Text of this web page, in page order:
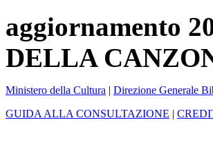
aggiornamento
DELLA
Ministero della Cultura | Direzione Generale
GUIDA ALLA CONSULTAZIONE |